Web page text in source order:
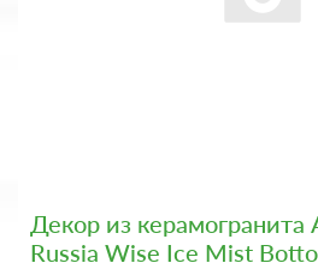
Декор из керамогранита
Russia Wise Ice Mist